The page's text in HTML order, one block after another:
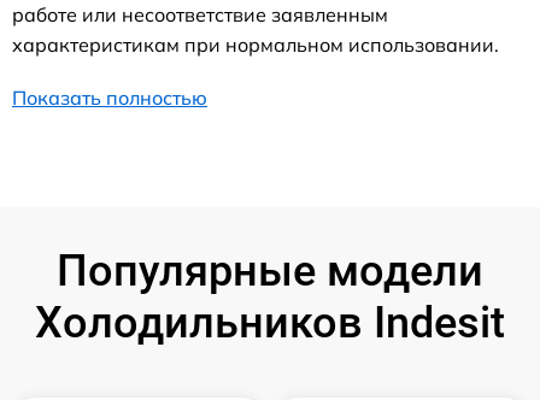
работе или несоответствие заявленным
характеристикам при нормальном использовании.
Показать полностью
Популярные модели
Холодильников Indesit